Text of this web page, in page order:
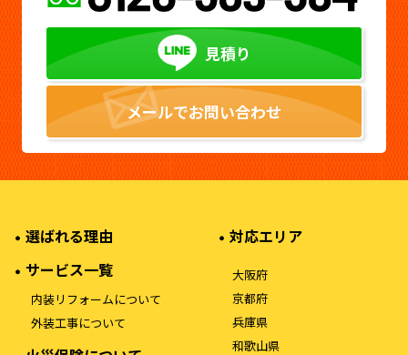
見積り
メールでお問い合わせ
選ばれる理由
サービス一覧
内装リフォームについて
外装工事について
対応エリア
大阪府
京都府
兵庫県
和歌山県